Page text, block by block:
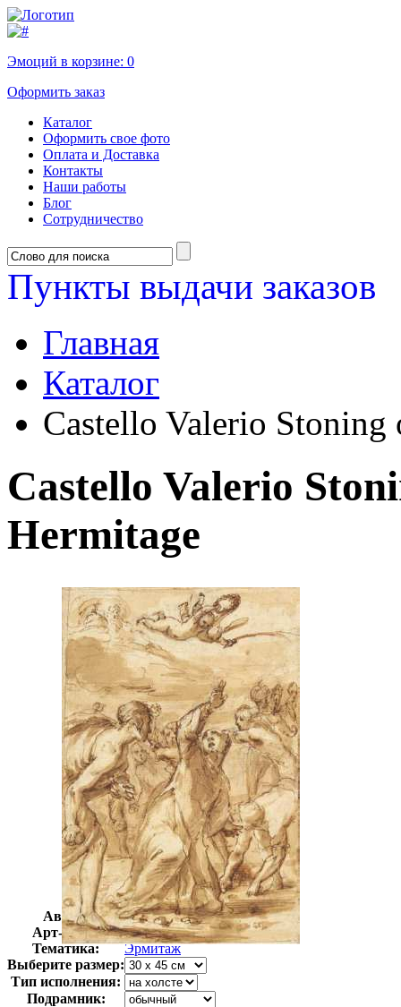
Эмоций в корзине: 0
Оформить заказ
Каталог
Оформить свое фото
Оплата и Доставка
Контакты
Наши работы
Блог
Сотрудничество
Пункты выдачи заказов
Главная
Каталог
Castello Valerio Stoning
Castello Valerio
Hermitage
Автор:
Неизвестно
Арт-стиль
Русская живопись XIX века
Тематика:
Эрмитаж
Выберите размер:
Тип исполнения:
Подрамник: